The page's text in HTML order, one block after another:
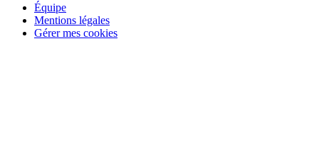
Équipe
Mentions légales
Gérer mes cookies